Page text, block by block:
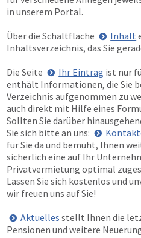
in unserem Portal.
Über die Schaltfläche
Inhalt
Inhaltsverzeichnis, das Sie
Die Seite
Ihr Eintrag ist nur
enthält Informationen, die Sie
Verzeichnis aufgenommen zu
auch direkt mit Hilfe eines
Sollten Sie darüber
Sie sich bitte an uns:
für Sie da und bemüht, Ihnen
sicherlich eine auf Ihr
Privatvermietung optimal
Lassen Sie sich kostenlos und
wir freuen uns auf Sie!
Aktuelles stellt Ihnen die
Pensionen und weitere